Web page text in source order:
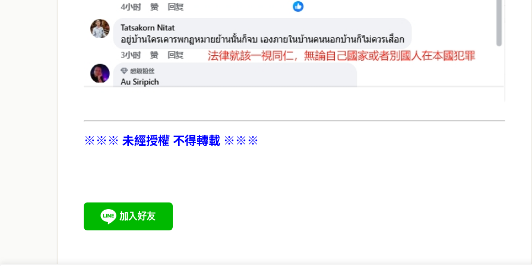
※※※ 未經授權 不得轉載 ※※※
泰國當地政治、經濟、華人社群與社會時事，為在泰華人讀者提供即